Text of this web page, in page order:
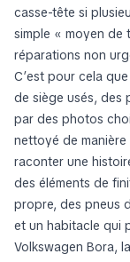
casse-tête si
simple « moyen
réparations non
C’est pour cela
de siège usés, des
par des photos
nettoyé de
raconter une
des éléments de
propre, des pneus
et un habitacle qui
Volkswagen Bora,